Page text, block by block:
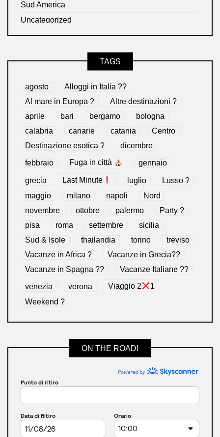
Sud America
Uncategorized
TAGS
agosto
Alloggi in Italia ??
Al mare in Europa ?️
Altre destinazioni ?
aprile
bari bergamo
bologna
calabria
canarie catania
Centro
Destinazione esotica ?
dicembre
febbraio Fuga in città gennaio
grecia Last Minute luglio
Lusso ?
maggio
milano napoli
Nord
novembre
ottobre palermo
Party ?
pisa
roma settembre
sicilia
Sud & Isole
thailandia torino
treviso
Vacanze in Africa ?
Vacanze in Grecia??
Vacanze in Spagna ??
Vacanze Italiane ??
venezia verona Viaggio 2
1
Weekend ?
ON THE ROAD!